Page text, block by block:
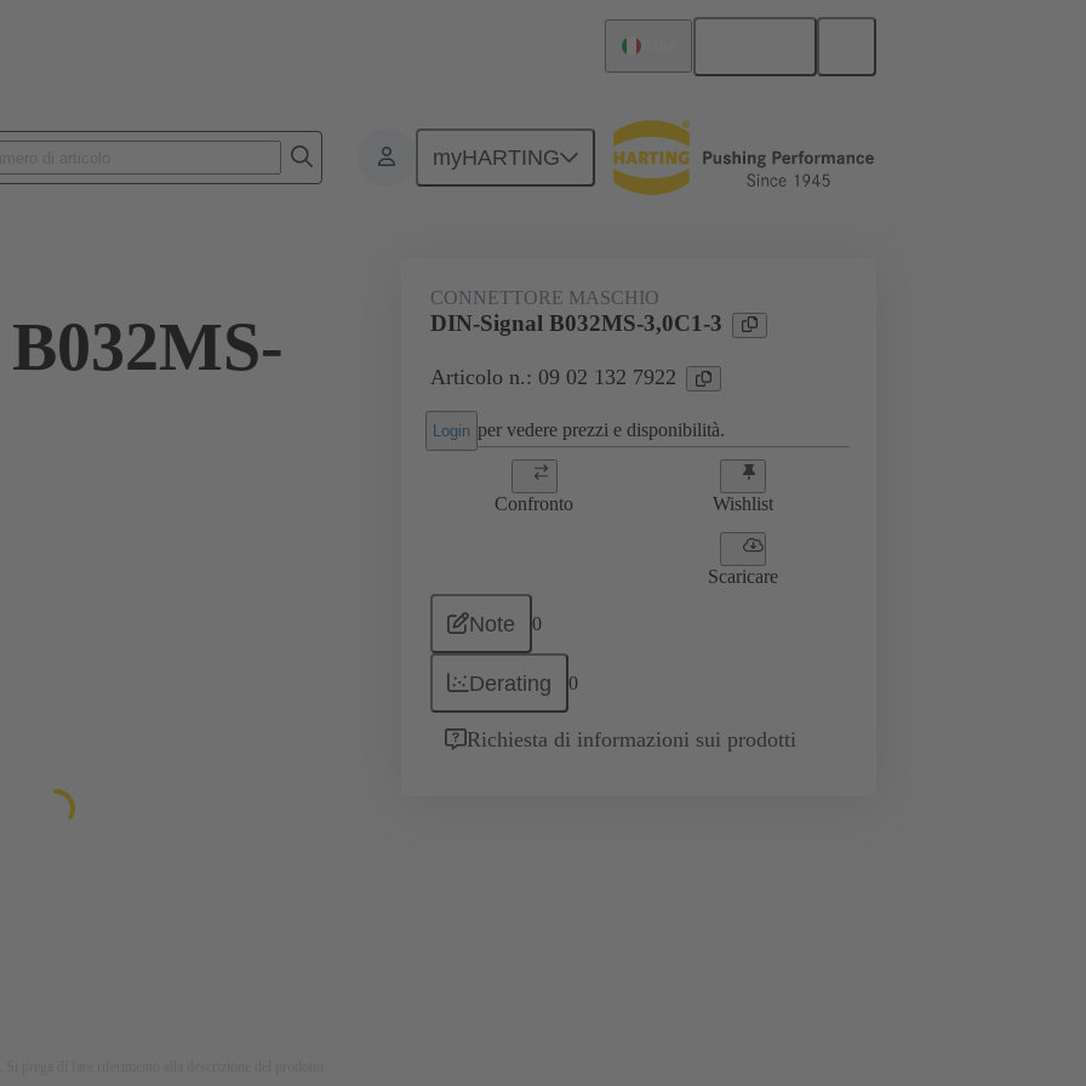
myHARTING
Collegamento scheda madre-scheda figlia 09 02 132 7922
CONNETTORE MASCHIO
DIN-Signal B032MS-3,0C1-3
Articolo n.: 09 02 132 7922
Login per vedere prezzi e disponibilità.
Confronto Wishlist
Scaricare
Note 0
Derating 0
Richiesta di informazioni sui prodotti